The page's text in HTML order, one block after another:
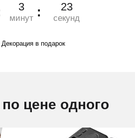
3
минут
22
секунд
Декорация в подарок
цене одного